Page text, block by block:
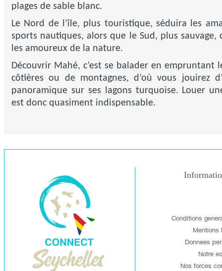
plages de sable blanc.
Le Nord de l’île, plus touristique, séduira les
sports nautiques, alors que le Sud, plus sauvage,
les amoureux de la nature.
Découvrir Mahé, c’est se balader en empruntant
côtières ou de montagnes, d’où vous jouirez
panoramique sur ses lagons turquoise. Louer
est donc quasiment indispensable.
Conditions
Mentions
Donnees
Notre
Nos forces